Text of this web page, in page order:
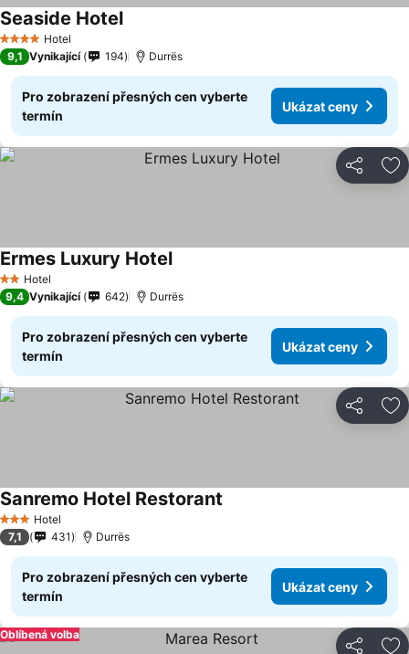
4 Počet hvězdiček
Hotel
Seaside Hotel
9,1 Vynikající 194 Durrës
Pro zobrazení přesných cen vyberte
termín
Ukázat ceny
Sdílet
2 Počet hvězdiček
Hotel
Ermes Luxury Hotel
9,4 Vynikající 642 Durrës
Pro zobrazení přesných cen vyberte
termín
Ukázat ceny
Sdílet
3 Počet hvězdiček
Hotel
Sanremo Hotel Restorant
7,1 431 Durrës
Pro zobrazení přesných cen vyberte
termín
Ukázat ceny
Oblíbená volba